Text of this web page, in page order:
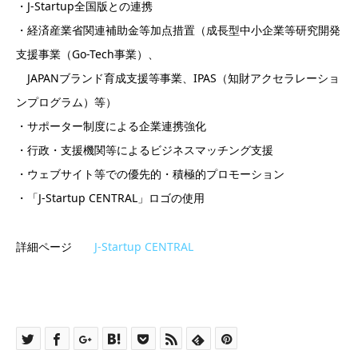
・J-Startup全国版との連携
・経済産業省関連補助金等加点措置（成長型中小企業等研究開発
支援事業（Go-Tech事業）、
JAPANブランド育成支援等事業、IPAS（知財アクセラレーショ
ンプログラム）等）
・サポーター制度による企業連携強化
・行政・支援機関等によるビジネスマッチング支援
・ウェブサイト等での優先的・積極的プロモーション
・「J-Startup CENTRAL」ロゴの使用
詳細ページ J-Startup CENTRAL